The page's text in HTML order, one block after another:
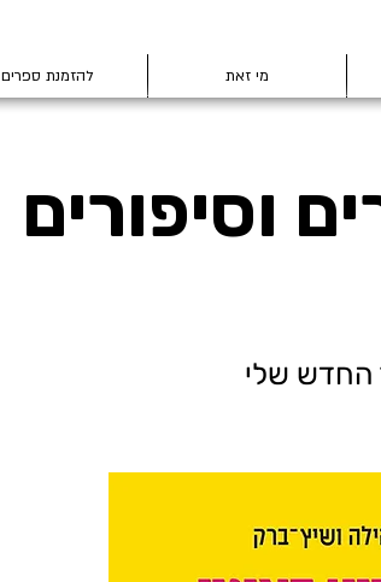
מי זאת להזמנת ספרים
וסיפורים
החדש שלי